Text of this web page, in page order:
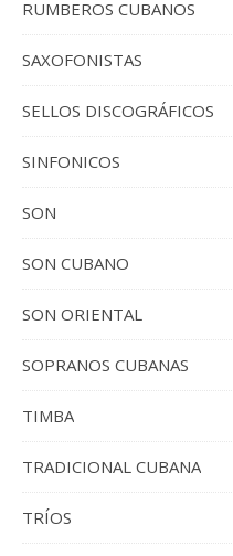
RUMBEROS CUBANOS
SAXOFONISTAS
SELLOS DISCOGRÁFICOS
SINFONICOS
SON
SON CUBANO
SON ORIENTAL
SOPRANOS CUBANAS
TIMBA
TRADICIONAL CUBANA
TRÍOS